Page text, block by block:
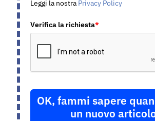
Leggi la nostra Privacy Policy
Verifica la richiesta*
OK, fammi sapere
un nuovo